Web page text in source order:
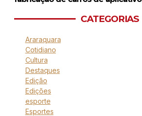
CATEGORIAS
Araraquara
Cotidiano
Cultura
Destaques
Edição
Edições
esporte
Esportes